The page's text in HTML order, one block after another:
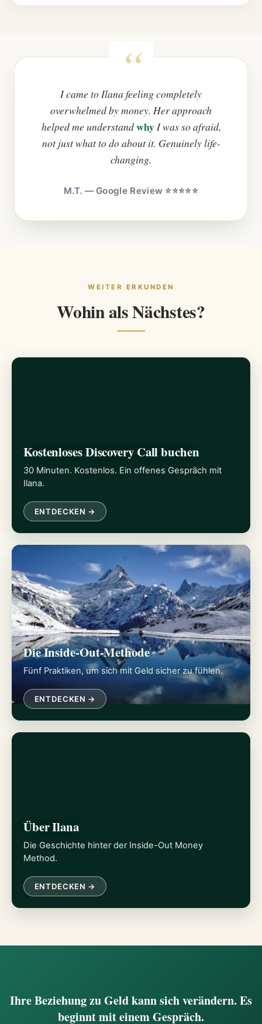
I came to Ilana feeling completely
overwhelmed by money. Her approach
helped me understandwhyI was so afraid,
not just what to do about it. Genuinely life-
changing.
M.T. — Google Review ⭐⭐⭐⭐⭐
WEITER ERKUNDEN
Wohin als Nächstes?
Kostenloses Discovery Call buchen
30 Minuten. Kostenlos. Ein offenes Gespräch mit
Ilana.
ENTDECKEN →
Die Inside-Out-Methode
Fünf Praktiken, um sich mit Geld sicher zu fühlen.
ENTDECKEN →
Über Ilana
Die Geschichte hinter der Inside-Out Money
Method.
ENTDECKEN →
Ihre Beziehung zu Geld kann sich verändern. Es
beginnt mit einem Gespräch.